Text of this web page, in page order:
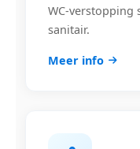
WC-verstopping
sanitair.
Meer info